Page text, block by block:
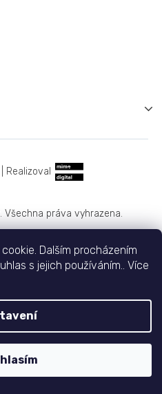
Dalším procházením
s jejich používáním.. Více
Realizoval
. Všechna práva vyhrazena.